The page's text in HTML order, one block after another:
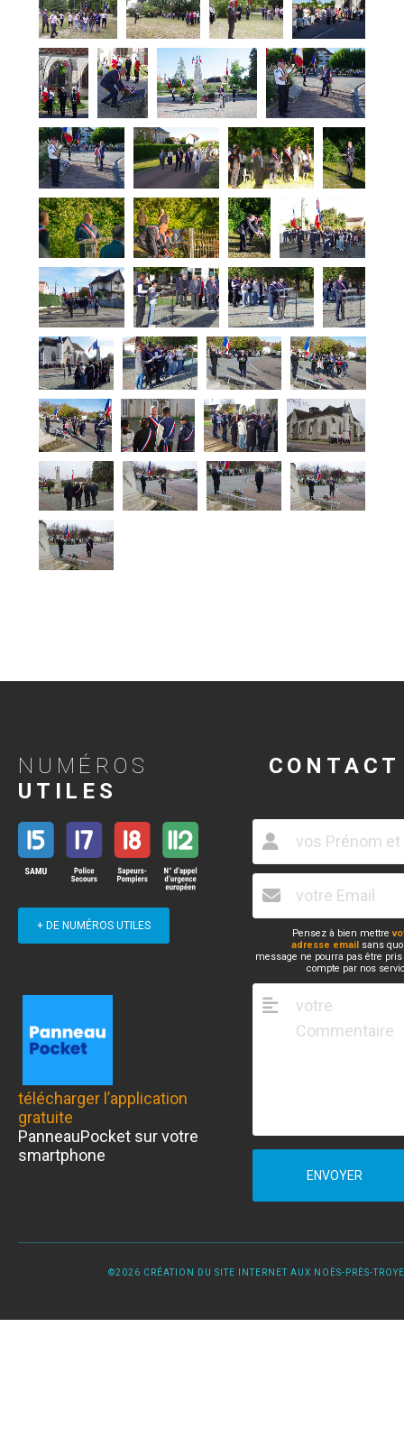
NUMÉROS
UTILES
+ DE NUMÉROS UTILES
télécharger l’application
gratuite
PanneauPocket sur votre
smartphone
CONTACT
Pensez à bien mettre
adresse email sans
message ne pourra pas être
compte par nos
ENVOYER
©2026 CRÉATION DU SITE INTERNET AUX NOËS-PRÈS-